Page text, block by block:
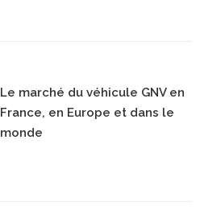
Le marché du véhicule GNV en
France, en Europe et dans le
monde